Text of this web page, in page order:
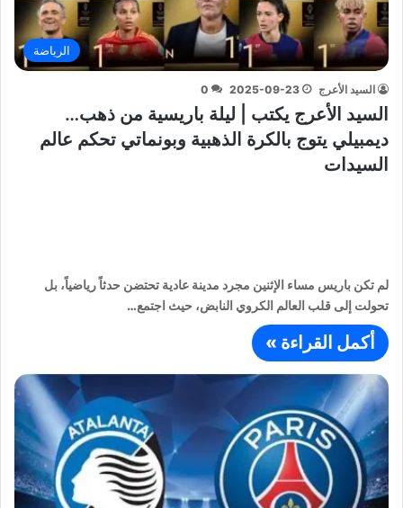
الرياضة
السيد الأعرج 2025-09-23
0
السيد الأعرج يكتب | ليلة باريسية من ذهب…
ديمبيلي يتوج بالكرة الذهبية وبونماتي تحكم عالم
السيدات
لم تكن باريس مساء الإثنين مجرد مدينة عادية تحتضن حدثاً رياضياً، بل
تحولت إلى قلب العالم الكروي النابض، حيث اجتمع…
أكمل القراءة »